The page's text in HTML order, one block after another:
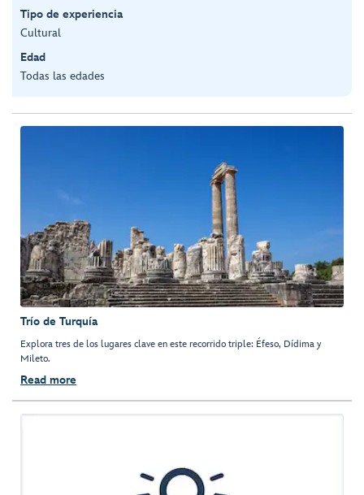
Tipo de experiencia
Cultural
Edad
Todas las edades
Trío de Turquía
Explora tres de los lugares clave en este recorrido triple: Éfeso, Dídima y
Mileto.
Read more